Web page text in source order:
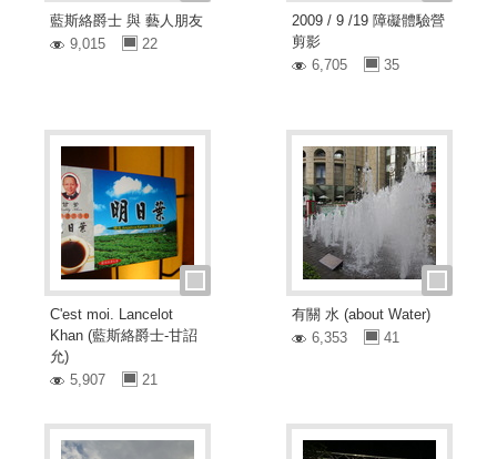
藍斯絡爵士 與 藝人朋友
9,015
22
2009 / 9 /19 障礙體驗營
剪影
6,705
35
C'est moi. Lancelot
Khan (藍斯絡爵士-甘詔
允)
5,907
21
有關 水 (about Water)
6,353
41